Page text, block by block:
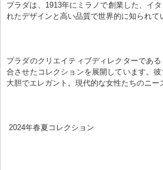
プラダは、1913年にミラノで創業した、イ
れたデザインと高い品質で世界的に知られて
プラダのクリエイティブディレクターであ
合させたコレクションを展開しています。
大胆でエレガント。現代的な女性たちのニ
2024年春夏コレクション